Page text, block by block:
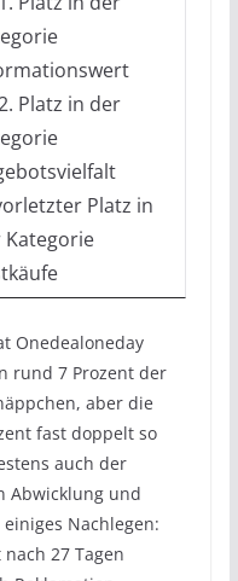
Platz in der
Platz in
Kategorie
Onedealoneday
rund 7 Prozent der
aber die
fast doppelt so
auch der
Abwicklung und
Nachlegen:
27 Tagen